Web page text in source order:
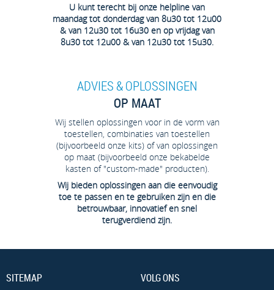
U kunt terecht bij onze helpline van
maandag tot donderdag van 8u30 tot 12u00
& van 12u30 tot 16u30 en op vrijdag van
8u30 tot 12u00 & van 12u30 tot 15u30.
ADVIES & OPLOSSINGEN
OP MAAT
Wij stellen oplossingen voor in de vorm van
toestellen, combinaties van toestellen
(bijvoorbeeld onze kits) of van oplossingen
op maat (bijvoorbeeld onze bekabelde
kasten of "custom-made" producten).
Wij bieden oplossingen aan die eenvoudig
toe te passen en te gebruiken zijn en die
betrouwbaar, innovatief en snel
terugverdiend zijn.
SITEMAP VOLG ONS